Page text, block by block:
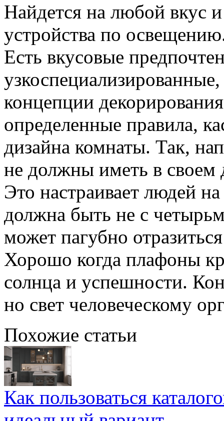
Найдется на любой вкус
устройства по
Есть вкусовые
концепции
определенные правила,
дизайна комнаты. Так,
не должны иметь в своем
Это настраивает людей
должна быть не с
может пагубно
Хорошо когда плафоны
солнца и успешности.
но свет человеческому
Похожие статьи
Как пользоваться